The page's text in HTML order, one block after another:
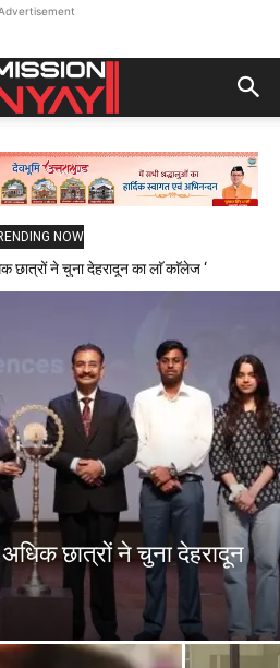
NOW
छात्रों ने चुना देहरादून का लाॅ काॅलेज ‘
छात्रों ने चुना देहरादून